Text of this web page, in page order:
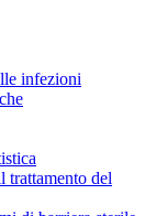
il catalogo B.
subito in
infezioni
trattamento del